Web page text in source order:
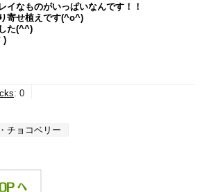
イなものがいっぱいなんです！！
寄せ植えです(^o^)
た(^^)
)
: 0
チョコベリー